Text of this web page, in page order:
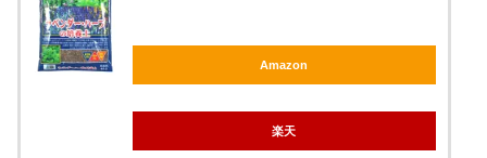
Amazon
楽天